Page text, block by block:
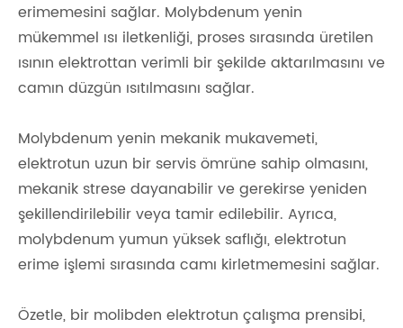
erimemesini sağlar. Molybdenum yenin
mükemmel ısı iletkenliği, proses sırasında üretilen
ısının elektrottan verimli bir şekilde aktarılmasını ve
camın düzgün ısıtılmasını sağlar.
Molybdenum yenin mekanik mukavemeti,
elektrotun uzun bir servis ömrüne sahip olmasını,
mekanik strese dayanabilir ve gerekirse yeniden
şekillendirilebilir veya tamir edilebilir. Ayrıca,
molybdenum yumun yüksek saflığı, elektrotun
erime işlemi sırasında camı kirletmemesini sağlar.
Özetle, bir molibden elektrotun çalışma prensibi,